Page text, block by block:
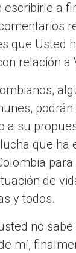
a
que Usted
relación a
a su
que ha
de
y todos.
no
mí,